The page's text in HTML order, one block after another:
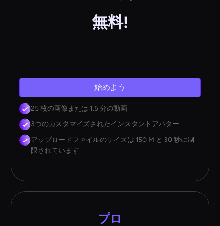
無料!
始めよう
25 枚の画像または 1.5 分の動画
3つのカスタマイズされたインスタントアバター
アップロードファイルのサイズは 150 M と 30 秒に制
限されています
プロ